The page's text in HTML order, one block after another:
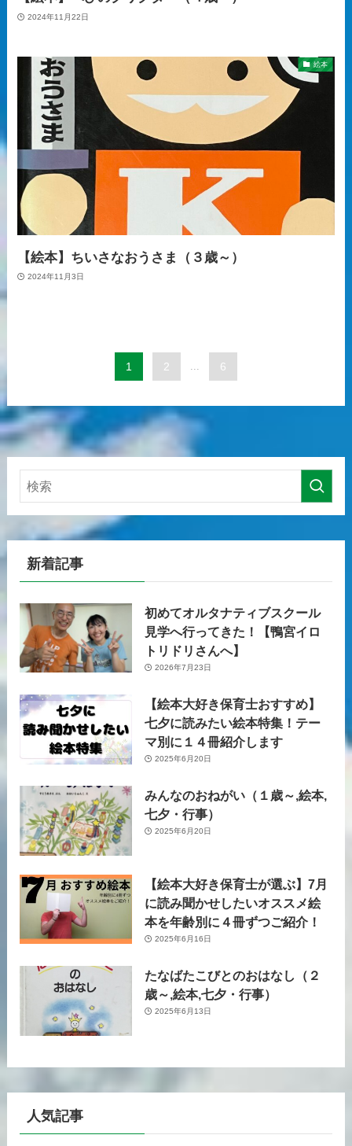
2024年11月22日
絵本
【絵本】ちいさなおうさま（３歳～）
2024年11月3日
1 2 6
新着記事
初めてオルタナティブスクール
見学へ行ってきた！【鴨宮イロ
トリドリさんへ】
2026年7月23日
【絵本大好き保育士おすすめ】
七夕に読みたい絵本特集！テー
マ別に１４冊紹介します
2025年6月20日
みんなのおねがい（１歳～,絵本,
七夕・行事）
2025年6月20日
【絵本大好き保育士が選ぶ】7月
に読み聞かせしたいオススメ絵
本を年齢別に４冊ずつご紹介！
2025年6月16日
たなばたこびとのおはなし（２
歳～,絵本,七夕・行事）
2025年6月13日
人気記事